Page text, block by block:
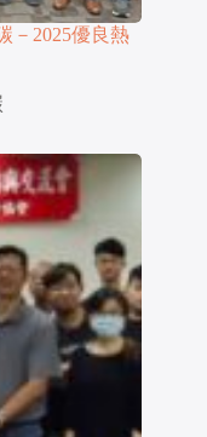
－2025優良熱